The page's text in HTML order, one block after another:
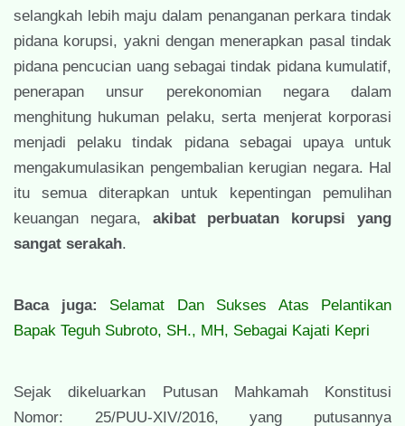
selangkah lebih maju dalam penanganan perkara tindak
pidana korupsi, yakni dengan menerapkan pasal tindak
pidana pencucian uang sebagai tindak pidana kumulatif,
penerapan unsur perekonomian negara dalam
menghitung hukuman pelaku, serta menjerat korporasi
menjadi pelaku tindak pidana sebagai upaya untuk
mengakumulasikan pengembalian kerugian negara. Hal
itu semua diterapkan untuk kepentingan pemulihan
keuangan negara, akibat perbuatan korupsi yang
sangat serakah.
Baca juga: Selamat Dan Sukses Atas Pelantikan
Bapak Teguh Subroto, SH., MH, Sebagai Kajati Kepri
Sejak dikeluarkan Putusan Mahkamah Konstitusi
Nomor: 25/PUU-XIV/2016, yang putusannya